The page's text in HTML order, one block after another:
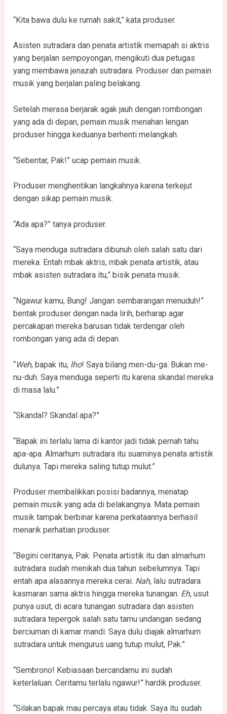
“Kita bawa dulu ke rumah sakit,” kata produser.
Asisten sutradara dan penata artistik memapah si aktris
yang berjalan sempoyongan, mengikuti dua petugas
yang membawa jenazah sutradara. Produser dan pemain
musik yang berjalan paling belakang.
Setelah merasa berjarak agak jauh dengan rombongan
yang ada di depan, pemain musik menahan lengan
produser hingga keduanya berhenti melangkah.
“Sebentar, Pak!” ucap pemain musik.
Produser menghentikan langkahnya karena terkejut
dengan sikap pemain musik.
“Ada apa?” tanya produser.
“Saya menduga sutradara dibunuh oleh salah satu dari
mereka. Entah mbak aktris, mbak penata artistik, atau
mbak asisten sutradara itu,” bisik penata musik.
“Ngawur kamu, Bung! Jangan sembarangan menuduh!”
bentak produser dengan nada lirih, berharap agar
percakapan mereka barusan tidak terdengar oleh
rombongan yang ada di depan.
“Weh, bapak itu, lho! Saya bilang men-du-ga. Bukan me-
nu-duh. Saya menduga seperti itu karena skandal mereka
di masa lalu.”
“Skandal? Skandal apa?”
“Bapak ini terlalu lama di kantor jadi tidak pernah tahu
apa-apa. Almarhum sutradara itu suaminya penata artistik
dulunya. Tapi mereka saling tutup mulut.”
Produser membalikkan posisi badannya, menatap
pemain musik yang ada di belakangnya. Mata pemain
musik tampak berbinar karena perkataannya berhasil
menarik perhatian produser.
“Begini ceritanya, Pak. Penata artistik itu dan almarhum
sutradara sudah menikah dua tahun sebelumnya. Tapi
entah apa alasannya mereka cerai. Nah, lalu sutradara
kasmaran sama aktris hingga mereka tunangan. Eh, usut
punya usut, di acara tunangan sutradara dan asisten
sutradara tepergok salah satu tamu undangan sedang
berciuman di kamar mandi. Saya dulu diajak almarhum
sutradara untuk mengurus uang tutup mulut, Pak.”
“Sembrono! Kebiasaan bercandamu ini sudah
keterlaluan. Ceritamu terlalu ngawur!” hardik produser.
“Silakan bapak mau percaya atau tidak. Saya itu sudah